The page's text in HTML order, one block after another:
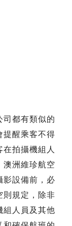
司都有類似的
提醒乘客不得
在拍攝機組人
澳洲維珍航空
影設備前，必
則規定，除非
組人員及其他